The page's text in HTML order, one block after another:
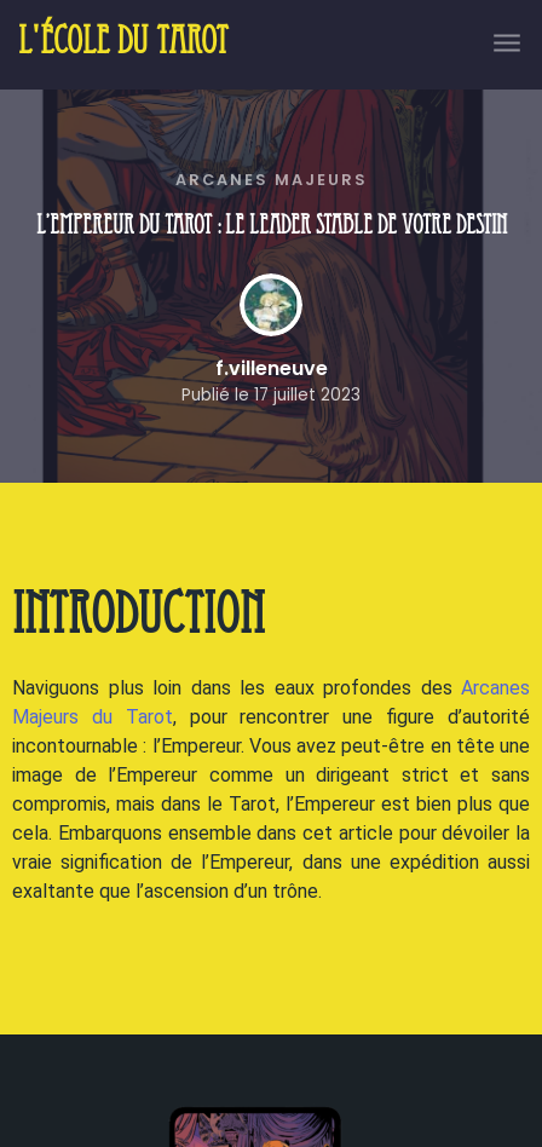
L'école du tarot
ARCANES MAJEURS
L’Empereur du Tarot : Le Leader Stable de Votre Destin
Publié le17 juillet 2023
f.villeneuve
Introduction
Naviguons plus loin dans les eaux profondes des Arcanes
Majeurs du Tarot, pour rencontrer une figure d’autorité
incontournable : l’Empereur. Vous avez peut-être en tête une
image de l’Empereur comme un dirigeant strict et sans
compromis, mais dans le Tarot, l’Empereur est bien plus que
cela. Embarquons ensemble dans cet article pour dévoiler la
vraie signification de l’Empereur, dans une expédition aussi
exaltante que l’ascension d’un trône.